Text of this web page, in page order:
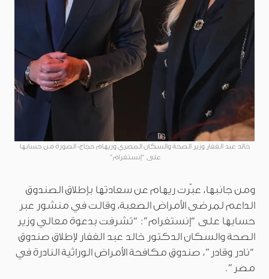
خالد عبد الغفار وزير الصحة والسكان المصري وريهام حجاج- الصورة من حسابها
على “إنستغرام”
ومن جانبها، عبّرت ريهام عن سعادتها بإطلاق الصندوق
الداعم لمرضى الأمراض الصعبة، وقالت في منشور عبر
حسابها على “إنستغرام”: “تشرفت بدعوة معالي وزير
الصحة والسكان الدكتور خالد عبد الغفار لإطلاق صندوق
“نادر وقادر”، صندوق مكافحة الأمراض الوراثية النادرة في
مصر”.